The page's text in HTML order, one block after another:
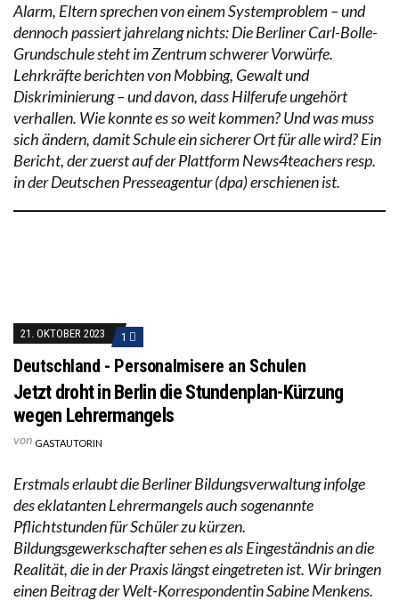
Alarm, Eltern sprechen von einem Systemproblem – und
dennoch passiert jahrelang nichts: Die Berliner Carl-Bolle-
Grundschule steht im Zentrum schwerer Vorwürfe.
Lehrkräfte berichten von Mobbing, Gewalt und
Diskriminierung – und davon, dass Hilferufe ungehört
verhallen. Wie konnte es so weit kommen? Und was muss
sich ändern, damit Schule ein sicherer Ort für alle wird? Ein
Bericht, der zuerst auf der Plattform News4teachers resp.
in der Deutschen Presseagentur (dpa) erschienen ist.
21. OKTOBER 2023 1
Deutschland - Personalmisere an Schulen
Jetzt droht in Berlin die Stundenplan-Kürzung
wegen Lehrermangels
von GASTAUTORIN
Erstmals erlaubt die Berliner Bildungsverwaltung infolge
des eklatanten Lehrermangels auch sogenannte
Pflichtstunden für Schüler zu kürzen.
Bildungsgewerkschafter sehen es als Eingeständnis an die
Realität, die in der Praxis längst eingetreten ist. Wir bringen
einen Beitrag der Welt-Korrespondentin Sabine Menkens.